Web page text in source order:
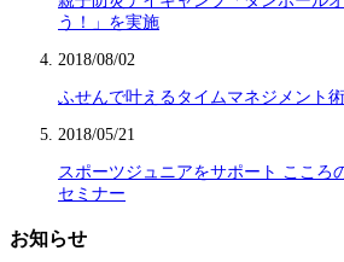
う！」を実施
2018/08/02
ふせんで叶えるタイムマネジメント術
2018/05/21
スポーツジュニアをサポート こころ
セミナー
お知らせ